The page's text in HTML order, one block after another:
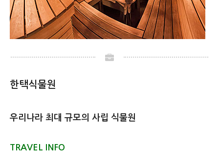
한택식물원
우리나라 최대 규모의 사립 식물원
TRAVEL INFO